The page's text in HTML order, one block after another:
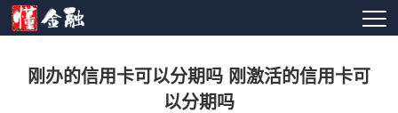
刚办的信用卡可以分期吗 刚激活的信用卡可
以分期吗